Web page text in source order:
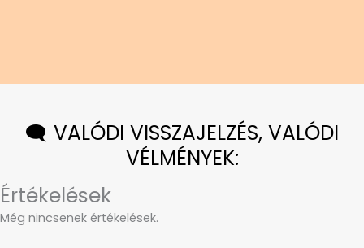
🗨️ VALÓDI VISSZAJELZÉS, VALÓDI
VÉLMÉNYEK:
Értékelések
Még nincsenek értékelések.